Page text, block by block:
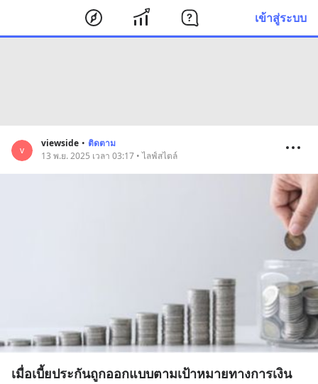
เข้าสู่ระบบ
v
viewside • ติดตาม
13 พ.ย. 2025 เวลา 03:17 • ไลฟ์สไตล์
เมื่อเบี้ยประกันถูกออกแบบตามเป้าหมายทางการเงิน